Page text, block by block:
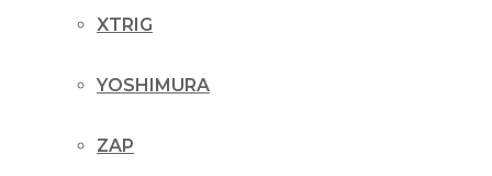
XTRIG
YOSHIMURA
ZAP